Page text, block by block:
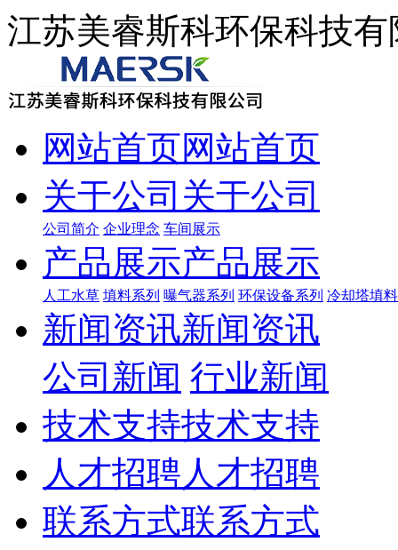
江苏美睿斯科环保科技
网站首页网站首页
关于公司 关于公司
公司简介 企业理念 车间展示
产品展示产品展示
人工水草 填料系列 曝气器系列 环保设备系列 冷却塔填料
新闻资讯新闻资讯
公司新闻 行业新闻
技术支持技术支持
人才招聘人才招聘
联系方式联系方式